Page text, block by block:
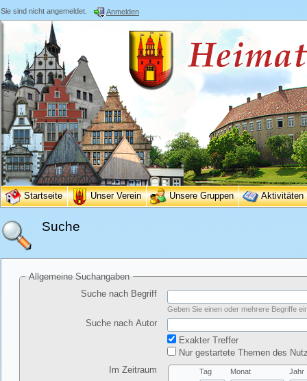
Sie sind nicht angemeldet. Anmelden
Startseite Unser Verein Unsere Gruppen Aktivitäten
Suche
Allgemeine Suchangaben
Suche nach Begriff
Geben Sie einen oder mehrere Begriffe
Suche nach Autor
Exakter Treffer
Nur gestartete Themen des
Im Zeitraum
Tag Monat Jahr